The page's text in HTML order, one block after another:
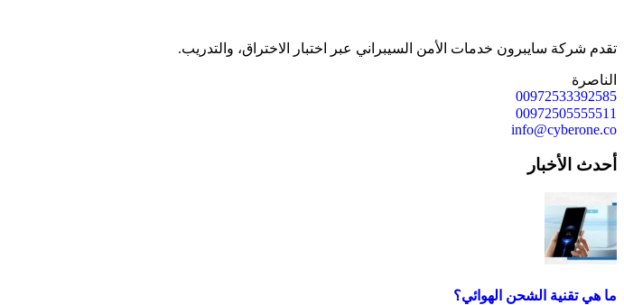
تقدم شركة سايبرون خدمات الأمن السيبراني عبر اختبار الاختراق، والتدريب.
الناصرة
00972533392585
00972505555511
info@cyberone.co
أحدث الأخبار
ما هي تقنية الشحن الهوائي؟